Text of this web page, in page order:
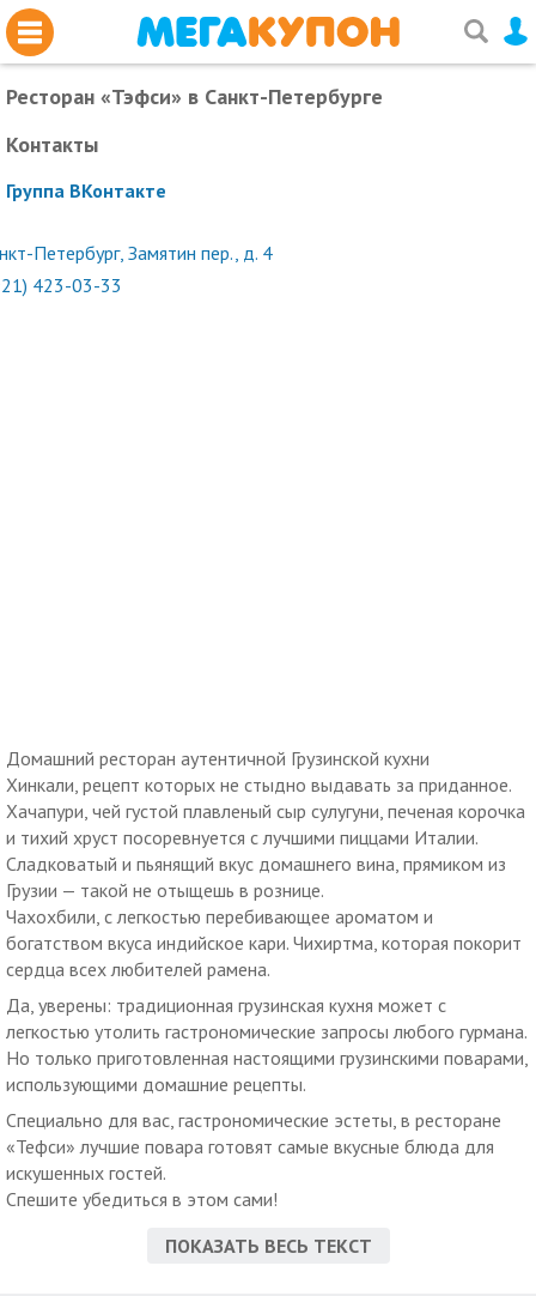
Ресторан «Тэфси» в Санкт-Петербурге
Контакты
Группа ВКонтакте
Петербург, Замятин пер., д. 4
423-03-33
Домашний ресторан аутентичной Грузинской кухни
Хинкали, рецепт которых не стыдно выдавать за приданное.
Хачапури, чей густой плавленый сыр сулугуни, печеная корочка
и тихий хруст посоревнуется с лучшими пиццами Италии.
Сладковатый и пьянящий вкус домашнего вина, прямиком из
Грузии — такой не отыщешь в рознице.
Чахохбили, с легкостью перебивающее ароматом и
богатством вкуса индийское кари. Чихиртма, которая покорит
сердца всех любителей рамена.
Да, уверены: традиционная грузинская кухня может с
легкостью утолить гастрономические запросы любого гурмана.
Но только приготовленная настоящими грузинскими поварами,
использующими домашние рецепты.
Специально для вас, гастрономические эстеты, в ресторане
«Тефси» лучшие повара готовят самые вкусные блюда для
искушенных гостей.
Спешите убедиться в этом сами!
ПОКАЗАТЬ ВЕСЬ ТЕКСТ